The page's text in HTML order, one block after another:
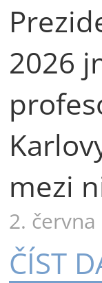
2026
mezi
2. června
ČÍST